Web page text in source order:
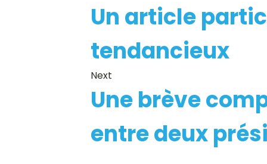
Un article
tendancieux
Next
Une brève
entre deux